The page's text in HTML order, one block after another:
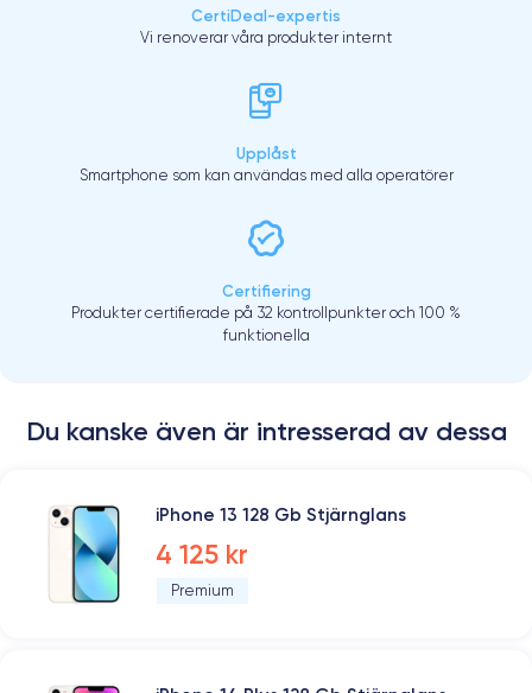
CertiDeal-expertis
Vi renoverar våra produkter internt
Upplåst
Smartphone som kan användas med alla operatörer
Certifiering
Produkter certifierade på 32 kontrollpunkter och 100 %
funktionella
Du kanske även är intresserad av dessa
iPhone 13 128 Gb Stjärnglans
4 125 kr
Premium